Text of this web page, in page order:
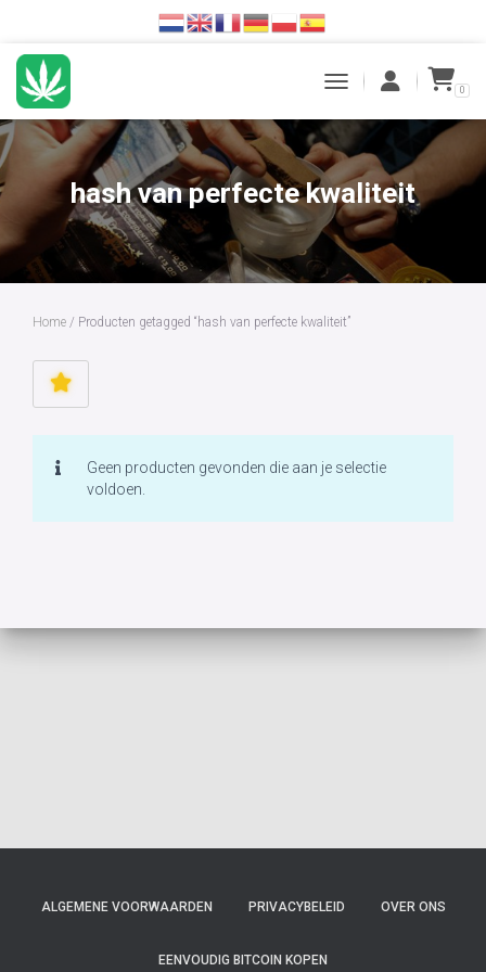
TOGGLE NAVIGATION0
hash van perfecte kwaliteit
Home / Producten getagged “hash van perfecte kwaliteit”
Geen producten gevonden die aan je selectie
voldoen.
ALGEMENE VOORWAARDEN PRIVACYBELEID OVER ONS
EENVOUDIG BITCOIN KOPEN